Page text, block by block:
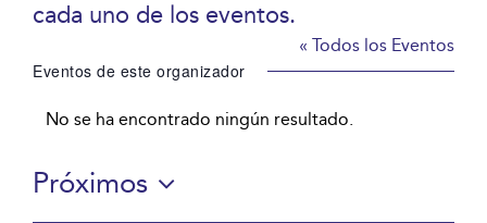
cada uno de los eventos.
« Todos los Eventos
Eventos de este organizador
Aviso
No se ha encontrado ningún resultado.
Próximos